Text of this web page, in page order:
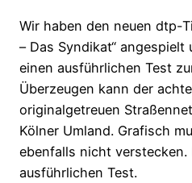
Wir haben den neuen dtp-
– Das Syndikat“
einen ausführlichen Test
Überzeugen kann der
originalgetreuen
Kölner Umland. Grafisch
ebenfalls nicht verstecken.
ausführlichen Test.